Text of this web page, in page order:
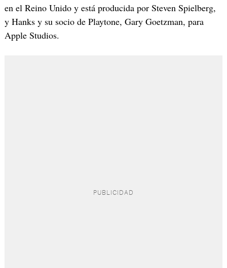
en el Reino Unido y está producida por Steven Spielberg,
y Hanks y su socio de Playtone, Gary Goetzman, para
Apple Studios.